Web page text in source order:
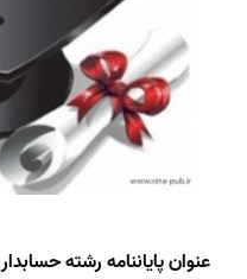
عنوان پایاننامه رشته